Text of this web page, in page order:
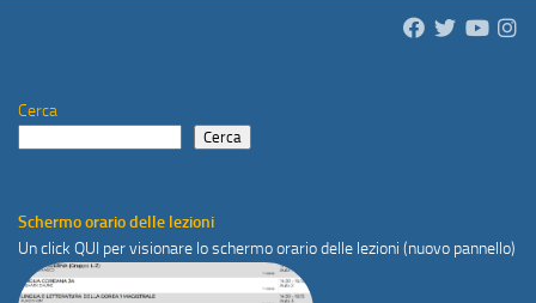
Cerca
Cerca
Schermo orario delle lezioni
Un click QUI per visionare lo schermo orario delle lezioni (nuovo pannello)